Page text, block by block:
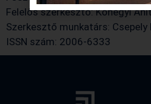
Felelős szerkesztő: Kőhegyi
Szerkesztő munkatárs: Csepely
ISSN szám: 2006-6333